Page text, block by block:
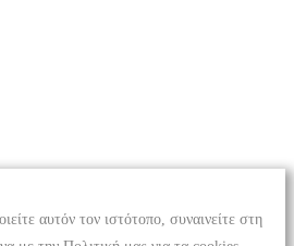
αυτόν τον ιστότοπο, συναινείτε στη